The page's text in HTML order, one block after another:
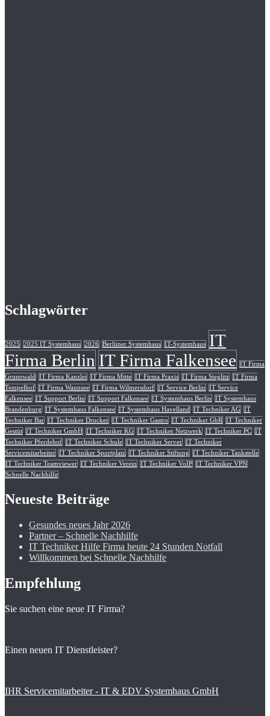
Schlagwörter
2025 2025 IT Systemhaus 2026 Berliiner Systemhaus IT-Systemhaus
IT
Firma Berlin IT Firma Falkensee
IT Firma
Grunewald
IT Firma Kanzlei IT Firma Mitte IT Firma Praxis IT Firma Steglitz IT Firma
Tempelhof IT Firma Wannsee IT Firma Wilmersdorf IT Service Berlin
IT Service
Falkensee IT Support Berlin IT Support Falkensee IT Systemhaus Berlin
IT Systemhaus
Brandenburg
IT Systemhaus Falkensee IT Systemhaus Havelland IT Techniker AG IT
Techniker Bar IT Techniker Drucker IT Techniker Gastro IT Techniker GbR
IT Techniker
Gestüt IT Techniker GmbH IT Techniker KG IT Techniker Netzwerk IT Techniker PC IT
Techniker Pferdehof IT Techniker Schule IT Techniker Server IT Techniker
Servicemitarbeiter IT Techniker Sportplatz IT Techniker Stiftung
IT Techniker Tankstelle
IT Techniker Teamviewer IT Techniker Verein IT Techniker VoIP IT Techniker VPN
Schnelle Nachhilfe
Neueste Beiträge
Gesundes neues Jahr 2026
Partner – Schnelle Nachhilfe
IT Techniker Hilfe Firma heute 24 Stunden Notfall
Willkommen bei Schnelle Nachhilfe
Empfehlung
Sie suchen eine neue IT Firma?
Einen neuen IT Dienstleister?
IHR Servicemitarbeiter - IT & EDV Systemhaus GmbH